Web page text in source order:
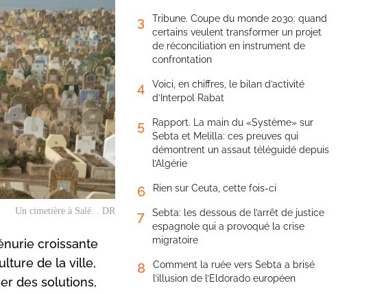
Un cimetière à Salé. . DR
croissante
de la ville,
des solutions,
3
Tribune. Coupe du monde 2030: quand
certains veulent transformer un projet
de réconciliation en instrument de
confrontation
4
Voici, en chiffres, le bilan d’activité
d’Interpol Rabat
5
Rapport. La main du «Système» sur
Sebta et Melilla: ces preuves qui
démontrent un assaut téléguidé depuis
l’Algérie
6 Rien sur Ceuta, cette fois-ci
7
Sebta: les dessous de l’arrêt de justice
espagnole qui a provoqué la crise
migratoire
8
Comment la ruée vers Sebta a brisé
l’illusion de l’Eldorado européen